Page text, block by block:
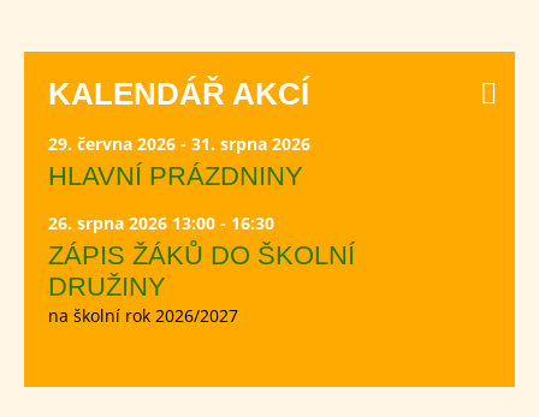
KALENDÁŘ AKCÍ
29. června 2026 - 31. srpna 2026
HLAVNÍ PRÁZDNINY
26. srpna 2026 13:00 - 16:30
ZÁPIS ŽÁKŮ DO ŠKOLNÍ
DRUŽINY
na školní rok 2026/2027